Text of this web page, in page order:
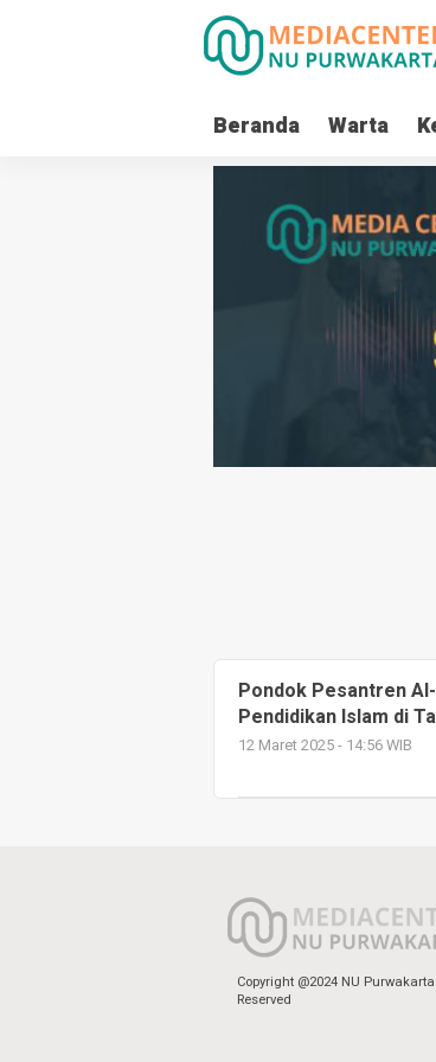
Beranda Warta
Pondok Pesantren
Pendidikan Islam di
12 Maret 2025 - 14:56 WIB
Copyright @2024 NU
Reserved